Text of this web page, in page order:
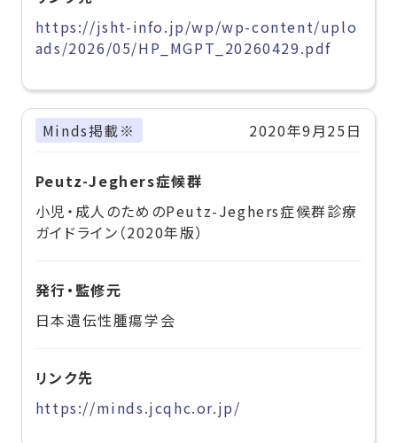
https://jsht-info.jp/wp/wp-content/uplo
ads/2026/05/HP_MGPT_20260429.pdf
Minds掲載※ 2020年9月25日
Peutz-Jeghers症候群
小児・成人のためのPeutz-Jeghers症候群診療
ガイドライン（2020年版）
発行・監修元
日本遺伝性腫瘍学会
リンク先
https://minds.jcqhc.or.jp/